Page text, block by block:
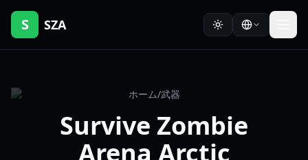
S SZA
ホーム/武器
Survive Zombie
Arena Arctic